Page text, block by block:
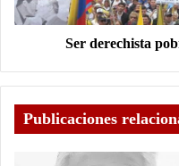
Ser derechista
Publicaciones